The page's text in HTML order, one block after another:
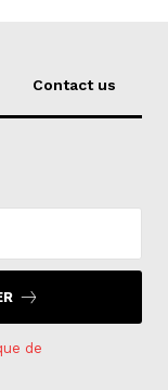
Contact us
de